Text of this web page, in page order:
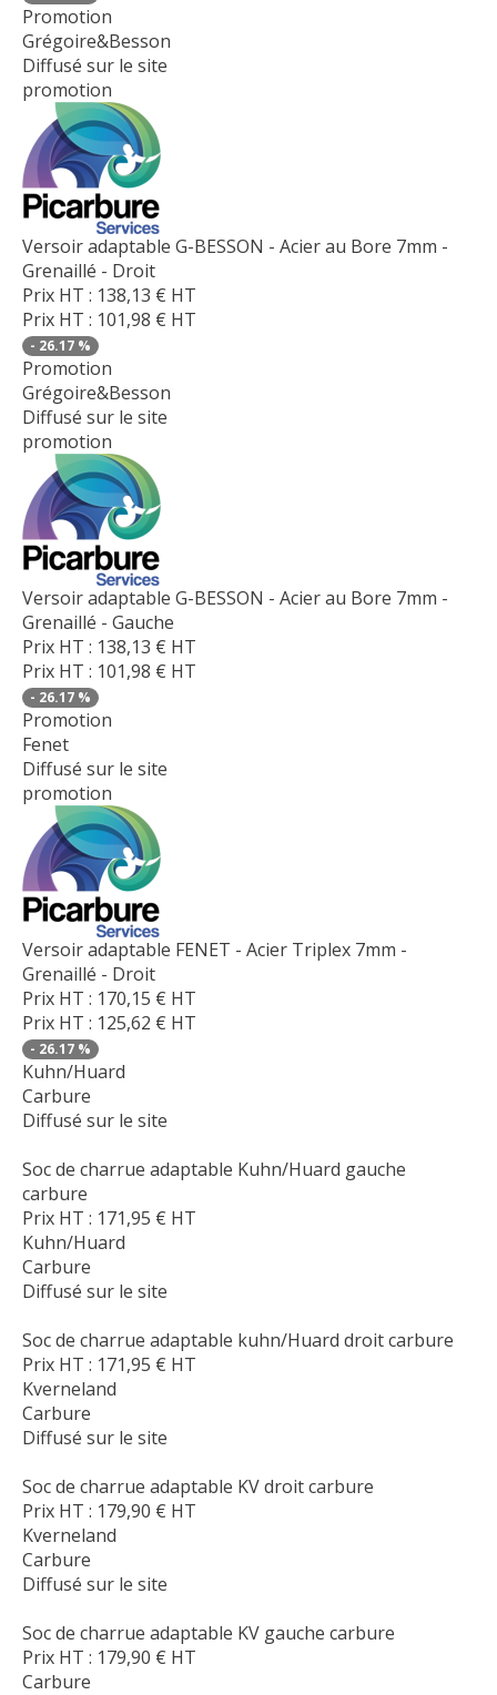
Promotion
Grégoire&Besson
Diffusé sur le site
promotion
Versoir adaptable G-BESSON - Acier au Bore 7mm -
Grenaillé - Droit
Prix HT : 138,13 € HT
Prix HT : 101,98 € HT
- 26.17 %
Promotion
Grégoire&Besson
Diffusé sur le site
promotion
Versoir adaptable G-BESSON - Acier au Bore 7mm -
Grenaillé - Gauche
Prix HT : 138,13 € HT
Prix HT : 101,98 € HT
- 26.17 %
Promotion
Fenet
Diffusé sur le site
promotion
Versoir adaptable FENET - Acier Triplex 7mm -
Grenaillé - Droit
Prix HT : 170,15 € HT
Prix HT : 125,62 € HT
- 26.17 %
Kuhn/Huard
Carbure
Diffusé sur le site
Soc de charrue adaptable Kuhn/Huard gauche
carbure
Prix HT : 171,95 € HT
Kuhn/Huard
Carbure
Diffusé sur le site
Soc de charrue adaptable kuhn/Huard droit carbure
Prix HT : 171,95 € HT
Kverneland
Carbure
Diffusé sur le site
Soc de charrue adaptable KV droit carbure
Prix HT : 179,90 € HT
Kverneland
Carbure
Diffusé sur le site
Soc de charrue adaptable KV gauche carbure
Prix HT : 179,90 € HT
Carbure